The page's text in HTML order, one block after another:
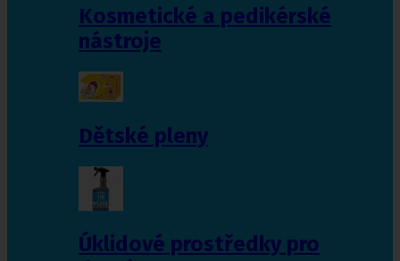
Kosmetické a pedikérské
nástroje
Dětské pleny
Úklidové prostředky pro